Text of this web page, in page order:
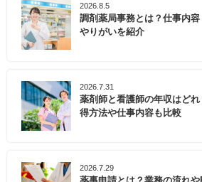
2026.8.5
調剤薬局事務とは？仕事内容
やりがいを紹介
2026.7.31
薬剤師と看護師の年収はど
得方法や仕事内容も比較
2026.7.29